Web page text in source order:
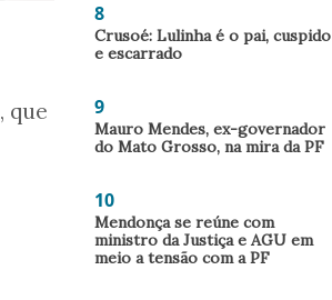
que
8
Crusoé: Lulinha é o pai, cuspido
e escarrado
9
Mauro Mendes, ex-governador
do Mato Grosso, na mira da PF
10
Mendonça se reúne com
ministro da Justiça e AGU em
meio a tensão com a PF